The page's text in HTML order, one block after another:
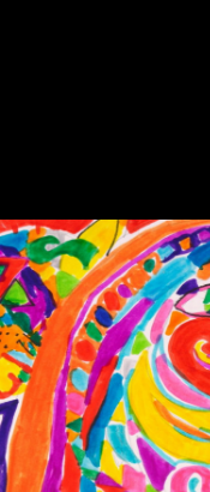
キ
ッ
プ